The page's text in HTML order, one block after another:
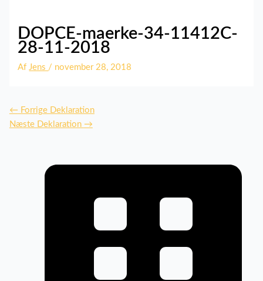
DOPCE-maerke-34-11412C-
28-11-2018
AfJens / november 28, 2018
← Forrige Deklaration
Næste Deklaration →